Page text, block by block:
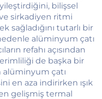
bilişsel
sirkadiyen ritmi
sağladığını tutarlı bir
alüminyum çatı
refahı açısından
de başka bir
alüminyum çatı
en aza indirirken ışık
gelişmiş termal